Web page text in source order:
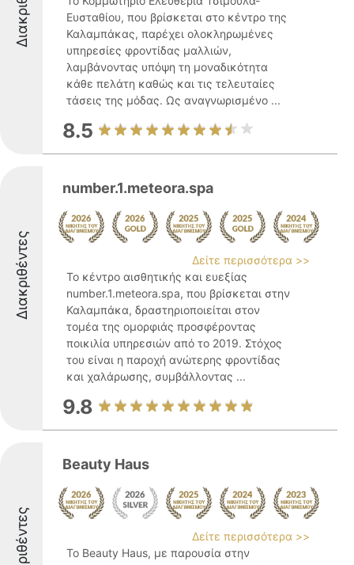
Ευσταθίου, που βρίσκεται στο κέντρο της
Καλαμπάκας, παρέχει ολοκληρωμένες
υπηρεσίες φροντίδας μαλλιών,
λαμβάνοντας υπόψη τη μοναδικότητα
κάθε πελάτη καθώς και τις τελευταίες
τάσεις της μόδας. Ως αναγνωρισμένο ...
8.5
Διακριθέντες
number.1.meteora.spa
Δείτε περισσότερα >>
Το κέντρο αισθητικής και ευεξίας
number.1.meteora.spa, που βρίσκεται στην
Καλαμπάκα, δραστηριοποιείται στον
τομέα της ομορφιάς προσφέροντας
ποικιλία υπηρεσιών από το 2019. Στόχος
του είναι η παροχή ανώτερης φροντίδας
και χαλάρωσης, συμβάλλοντας ...
9.8
Beauty Haus
Δείτε περισσότερα >>
Το Beauty Haus, με παρουσία στην